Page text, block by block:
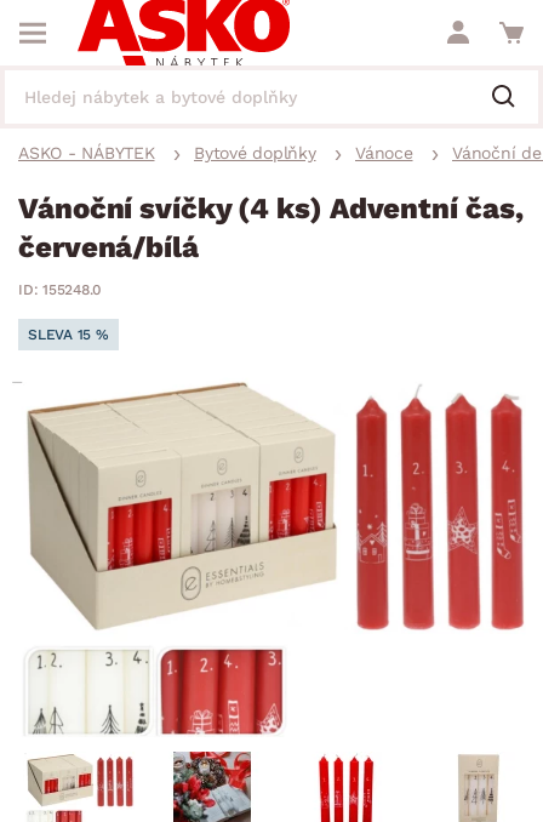
ASKO - NÁBYTEK Bytové doplňky Vánoce Vánoční
Vánoční svíčky (4 ks) Adventní čas,
červená/bílá
ID: 155248.0
SLEVA 15 %